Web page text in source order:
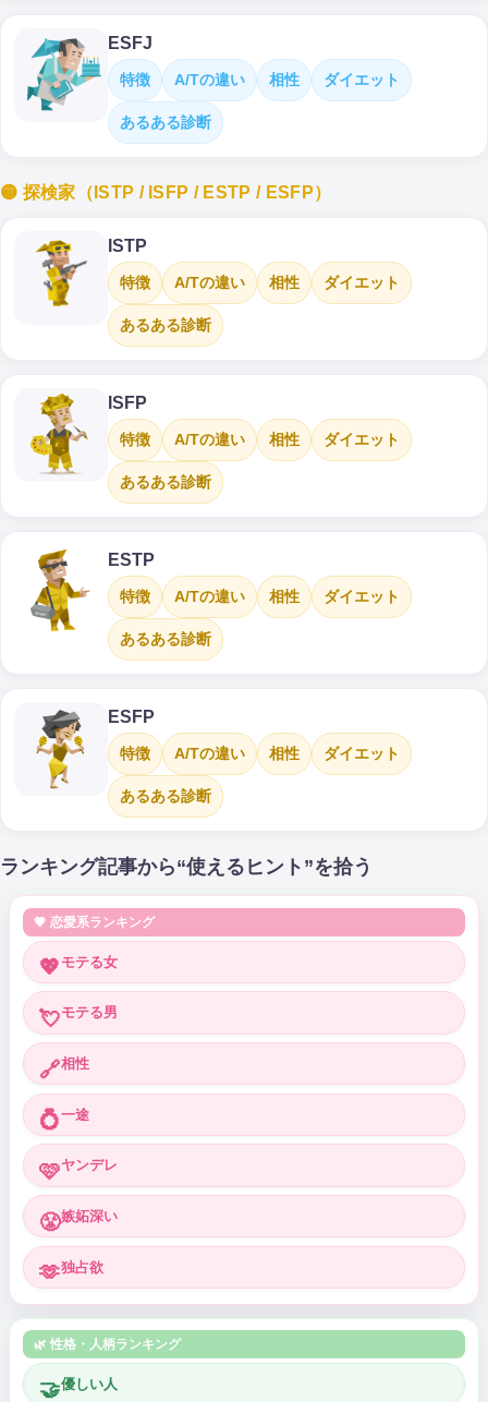
ESFJ
特徴 A/Tの違い 相性 ダイエット
あるある診断
🟡 探検家（ISTP / ISFP / ESTP / ESFP）
ISTP
特徴 A/Tの違い 相性 ダイエット
あるある診断
ISFP
特徴 A/Tの違い 相性 ダイエット
あるある診断
ESTP
特徴 A/Tの違い 相性 ダイエット
あるある診断
ESFP
特徴 A/Tの違い 相性 ダイエット
あるある診断
ランキング記事から“使えるヒント”を拾う
💗 恋愛系ランキング
💖 モテる女
💘モテる男
🔗相性
💍一途
🩷ヤンデレ
😤嫉妬深い
🫶独占欲
🌿 性格・人柄ランキング
🤝優しい人